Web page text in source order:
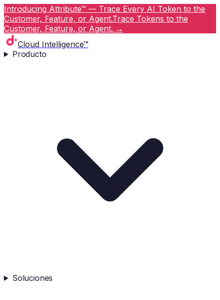
Introducing Attribute™ — Trace Every AI Token to the
Customer, Feature, or Agent.Trace Tokens to the
Customer, Feature, or Agent. →
Cloud Intelligence™
Producto
Soluciones